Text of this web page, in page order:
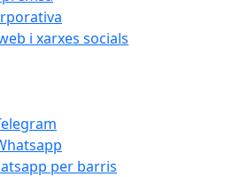
i xarxes socials
per barris